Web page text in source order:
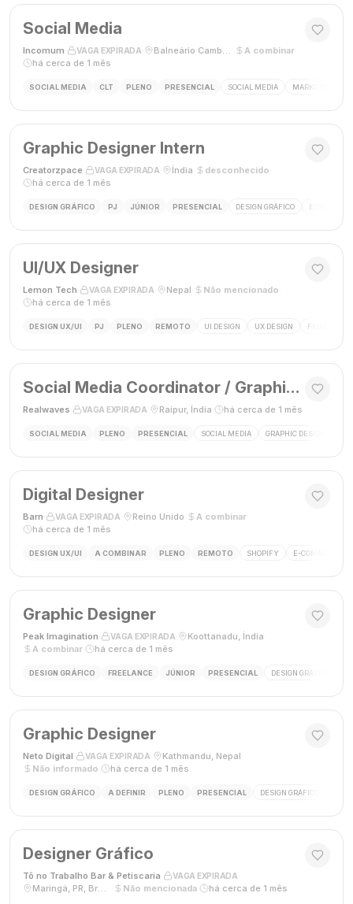
Social Media
Incomum VAGA EXPIRADA Balneário Camboriú, SC A combinar·
há cerca de 1 mês
SOCIAL MEDIA CLT PLENO PRESENCIAL SOCIAL MEDIA MARKETING
Graphic Designer Intern
Creatorzpace VAGA EXPIRADA Índia desconhecido
há cerca de 1 mês
DESIGN GRÁFICO PJ JÚNIOR PRESENCIAL DESIGN GRÁFICO ESTÁGIO
UI/UX Designer
Lemon Tech VAGA EXPIRADA Nepal Não mencionado
há cerca de 1 mês
DESIGN UX/UI PJ PLENO REMOTO UI DESIGN UX DESIGN FIGMA
Social Media Coordinator / Graphic Designer
Realwaves VAGA EXPIRADA Raipur, Índia há cerca de 1 mês
SOCIAL MEDIA PLENO PRESENCIAL SOCIAL MEDIA GRAPHIC DESIGN
Digital Designer
Barn VAGA EXPIRADA Reino Unido A combinar·
há cerca de 1 mês
DESIGN UX/UI A COMBINAR PLENO REMOTO SHOPIFY E-COMMERCE
Graphic Designer
Peak Imagination VAGA EXPIRADA Koottanadu, Índia
A combinar
há cerca de 1 mês
DESIGN GRÁFICO FREELANCE JÚNIOR PRESENCIAL DESIGN GRÁFICO
Graphic Designer
Neto Digital VAGA EXPIRADA Kathmandu, Nepal
Não informado
há cerca de 1 mês
DESIGN GRÁFICO A DEFINIR PLENO PRESENCIAL DESIGN GRÁFICO
Designer Gráfico
Tô no Trabalho Bar & Petiscaria VAGA EXPIRADA
Maringá, PR, Brasil
Não mencionada há cerca de 1 mês